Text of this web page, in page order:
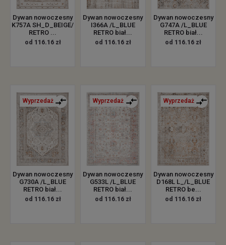
Dywan nowoczesny
K757A SH_D_BEIGE/
RETRO ...
od 116.16 zł
Dywan nowoczesny
I366A /L_BLUE
RETRO biał...
od 116.16 zł
Dywan nowoczesny
G747A /L_BLUE
RETRO biał...
od 116.16 zł
Wyprzedaż
Dywan nowoczesny
G730A /L_BLUE
RETRO biał...
od 116.16 zł
Wyprzedaż
Dywan nowoczesny
G533L /L_BLUE
RETRO biał...
od 116.16 zł
Wyprzedaż
Dywan nowoczesny
D168L L_/L_BLUE
RETRO be...
od 116.16 zł